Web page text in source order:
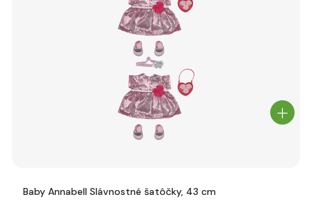
Baby Annabell Slávnostné šatôčky, 43 cm